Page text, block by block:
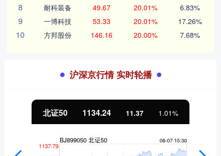
8 耐科装备 49.67 20.01% 6.83%
9 一博科技 53.33 20.01% 17.26%
10 方邦股份 146.16 20.00% 7.68%
沪深京行情 实时轮播
北证50 1134.24 11.37 1.01%